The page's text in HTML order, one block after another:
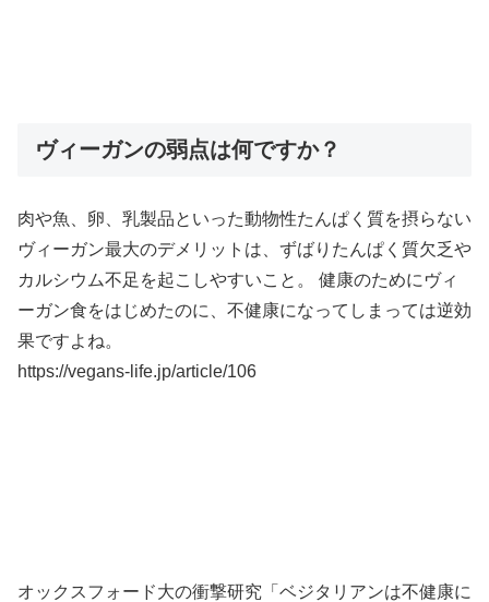
ヴィーガンの弱点は何ですか？
肉や魚、卵、乳製品といった動物性たんぱく質を摂らない
ヴィーガン最大のデメリットは、ずばりたんぱく質欠乏や
カルシウム不足を起こしやすいこと。 健康のためにヴィ
ーガン食をはじめたのに、不健康になってしまっては逆効
果ですよね。
https://vegans-life.jp/article/106
オックスフォード大の衝撃研究「ベジタリアンは不健康に